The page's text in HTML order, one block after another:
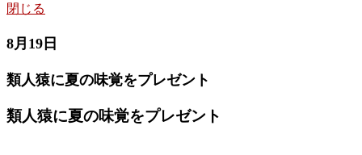
閉じる
8月19日
類人猿に夏の味覚をプレゼント
類人猿に夏の味覚をプレゼント